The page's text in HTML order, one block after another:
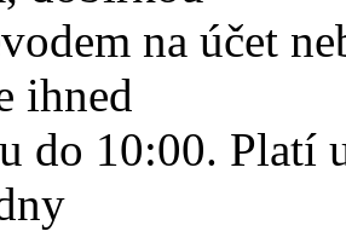
na účet
ihned
do 10:00. Platí